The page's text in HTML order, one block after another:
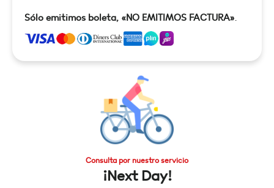
Sólo emitimos boleta, «NO EMITIMOS FACTURA».
Consulta por nuestro servicio
¡Next Day!